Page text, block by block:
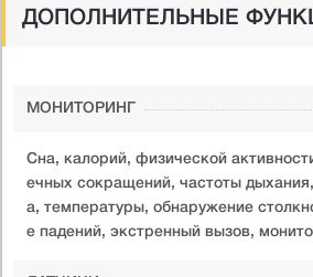
ДОПОЛНИТЕЛЬНЫЕ
МОНИТОРИНГ
Сна, калорий, физической
ечных сокращений, частоты
а, температуры, обнаружение
е падений, экстренный вызов,